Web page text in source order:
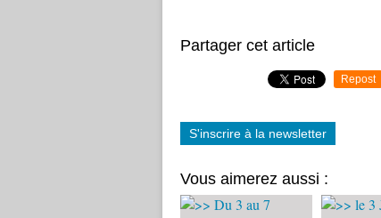
Partager cet article
Repost
S'inscrire à la newsletter
Vous aimerez aussi :